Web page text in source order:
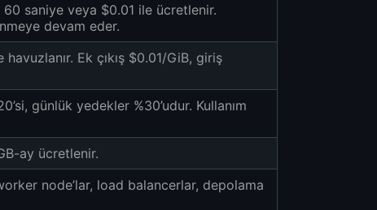
saniye veya $0.01 ile ücretlenir.
devam eder.
Ek çıkış $0.01/GiB, giriş
günlük yedekler %30’udur. Kullanım
ay ücretlenir.
node’lar, load balancerlar, depolama